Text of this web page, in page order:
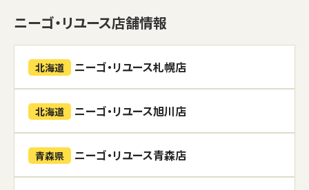
ニーゴ・リユース店舗情報
北海道 ニーゴ・リユース札幌店
北海道 ニーゴ・リユース旭川店
青森県 ニーゴ・リユース青森店